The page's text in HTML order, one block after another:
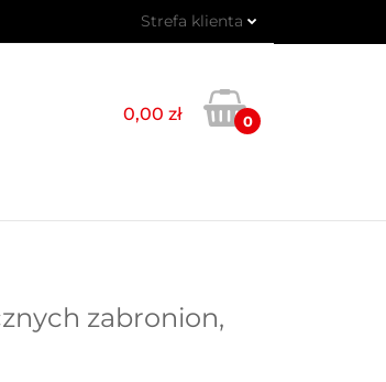
Strefa klienta
Zarejestruj się
Dodaj zgłoszenie
0,00 zł 0
zabronion,